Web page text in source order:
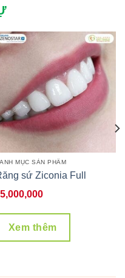
MỤC SẢN PHẨM
sứ Ziconia Full
5,000,000
Xem thêm